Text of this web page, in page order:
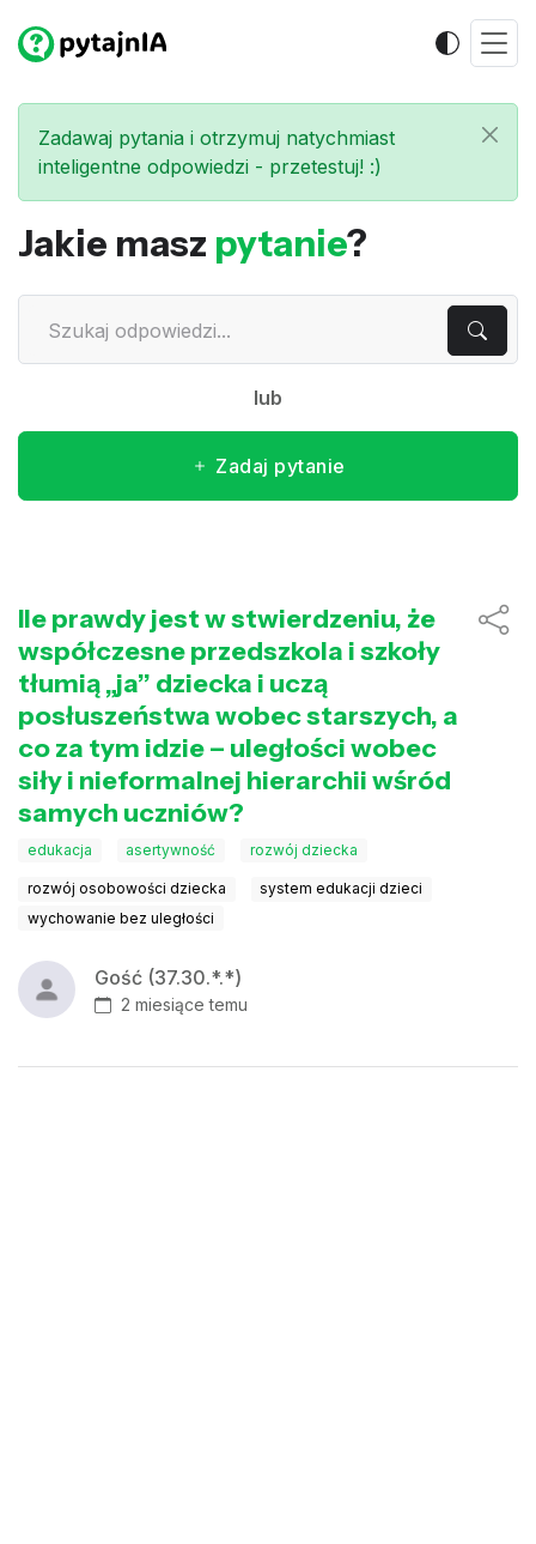
Zadawaj pytania i otrzymuj natychmiast
inteligentne odpowiedzi - przetestuj! :)
Jakie masz pytanie?
lub
Zadaj pytanie
Ile prawdy jest w stwierdzeniu, że
współczesne przedszkola i szkoły
tłumią „ja” dziecka i uczą
posłuszeństwa wobec starszych, a
co za tym idzie – uległości wobec
siły i nieformalnej hierarchii wśród
samych uczniów?
edukacja asertywność rozwój dziecka
rozwój osobowości dziecka
system edukacji dzieci
wychowanie bez uległości
Gość (37.30.*.*)
2 miesiące temu